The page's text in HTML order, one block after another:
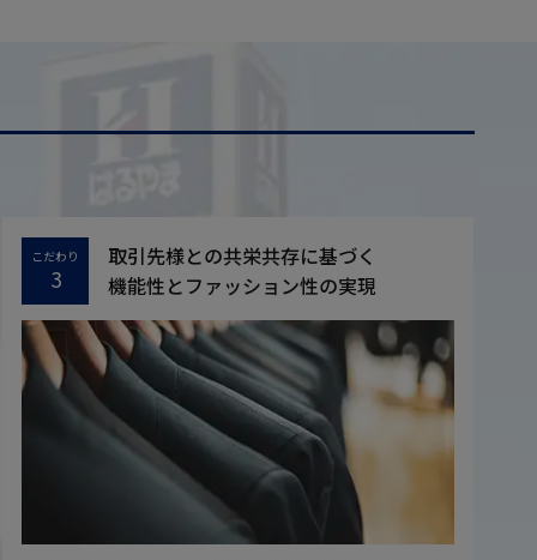
こだわり
3
取引先様との共栄共存に基づく
機能性とファッション性の実現